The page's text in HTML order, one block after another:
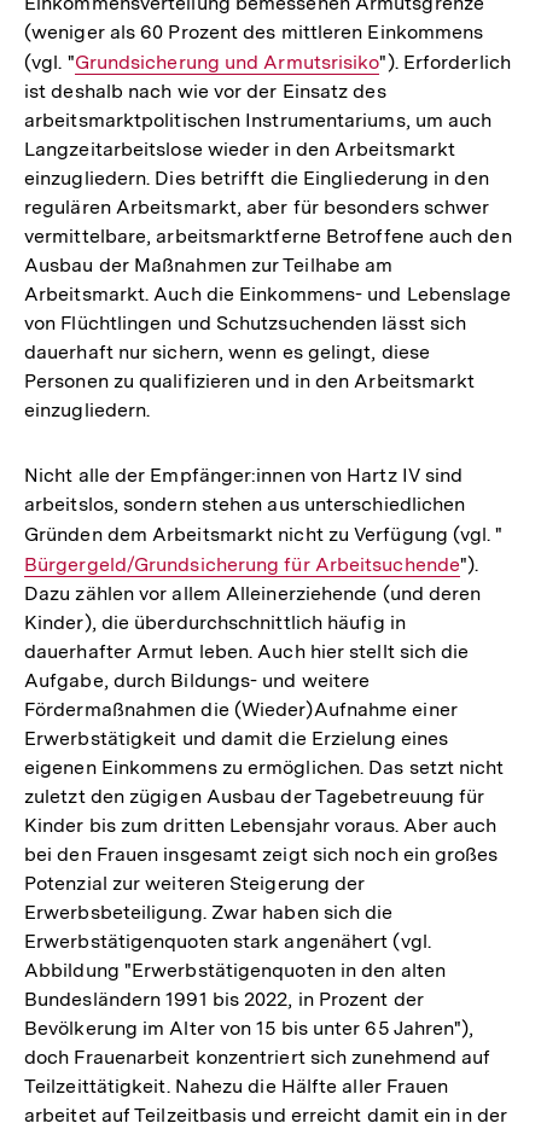
(weniger als 60 Prozent des mittleren Einkommens
(vgl. "Interner
Link:
Grundsicherung und Armutsrisiko"). Erforderlich
ist deshalb nach wie vor der Einsatz des
arbeitsmarktpolitischen Instrumentariums, um auch
Langzeitarbeitslose wieder in den Arbeitsmarkt
einzugliedern. Dies betrifft die Eingliederung in den
regulären Arbeitsmarkt, aber für besonders schwer
vermittelbare, arbeitsmarktferne Betroffene auch den
Ausbau der Maßnahmen zur Teilhabe am
Arbeitsmarkt. Auch die Einkommens- und Lebenslage
von Flüchtlingen und Schutzsuchenden lässt sich
dauerhaft nur sichern, wenn es gelingt, diese
Personen zu qualifizieren und in den Arbeitsmarkt
einzugliedern.
Nicht alle der Empfänger:innen von Hartz IV sind
arbeitslos, sondern stehen aus unterschiedlichen
Gründen dem Arbeitsmarkt nicht zu Verfügung (vgl. "
Bürgergeld/Grundsicherung für Arbeitsuchende").
Dazu zählen vor allem Alleinerziehende (und deren
Kinder), die überdurchschnittlich häufig in
dauerhafter Armut leben. Auch hier stellt sich die
Aufgabe, durch Bildungs- und weitere
Fördermaßnahmen die (Wieder)Aufnahme einer
Erwerbstätigkeit und damit die Erzielung eines
eigenen Einkommens zu ermöglichen. Das setzt nicht
zuletzt den zügigen Ausbau der Tagebetreuung für
Kinder bis zum dritten Lebensjahr voraus. Aber auch
bei den Frauen insgesamt zeigt sich noch ein großes
Potenzial zur weiteren Steigerung der
Erwerbsbeteiligung. Zwar haben sich die
Erwerbstätigenquoten stark angenähert (vgl.
Abbildung "Erwerbstätigenquoten in den alten
Bundesländern 1991 bis 2022, in Prozent der
Bevölkerung im Alter von 15 bis unter 65 Jahren"),
doch Frauenarbeit konzentriert sich zunehmend auf
Teilzeittätigkeit. Nahezu die Hälfte aller Frauen
arbeitet auf Teilzeitbasis und erreicht damit ein in der